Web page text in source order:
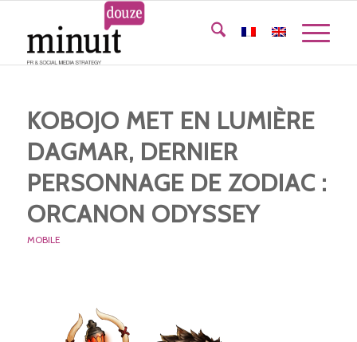
KOBOJO MET EN LUMIÈRE
DAGMAR, DERNIER
PERSONNAGE DE ZODIAC :
ORCANON ODYSSEY
MOBILE